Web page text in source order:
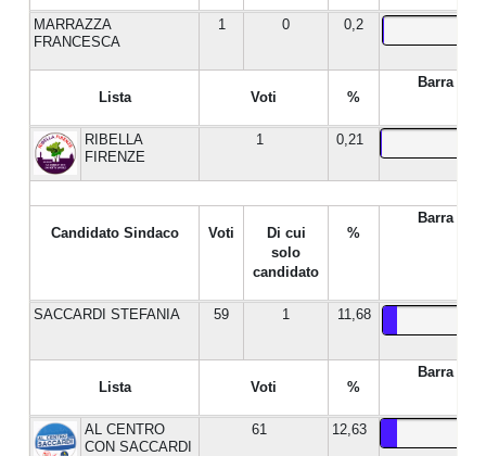
MARRAZZA
FRANCESCA
1 0 0,2
Lista Voti %
Barra %
RIBELLA
FIRENZE
1 0,21
Candidato Sindaco Voti
Di cui
solo
candidato
%
Barra %
SACCARDI STEFANIA 59 1 11,68
Lista Voti %
Barra %
AL CENTRO
CON SACCARDI
61 12,63